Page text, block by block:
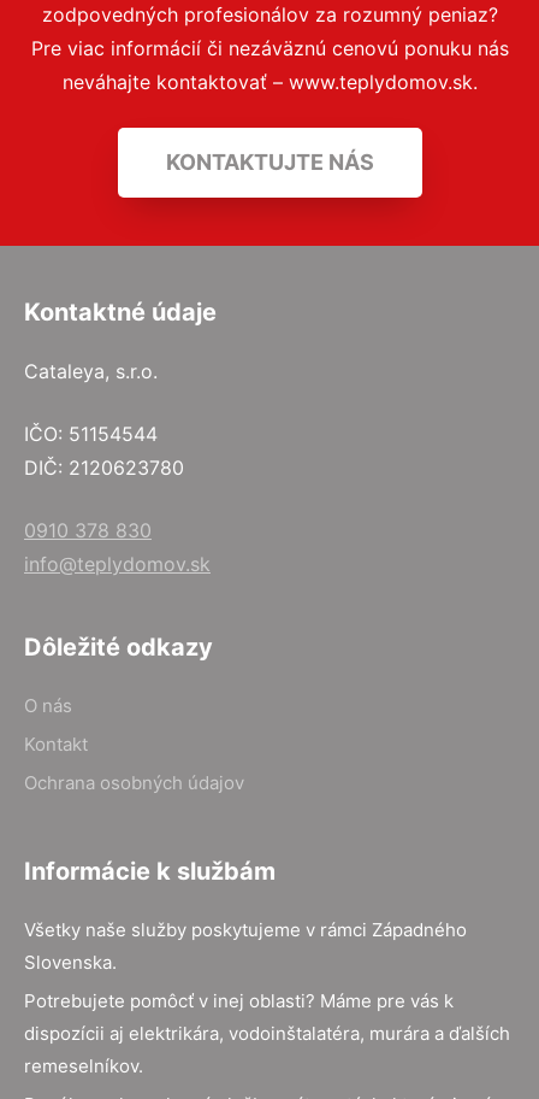
zodpovedných profesionálov za rozumný peniaz?
Pre viac informácií či nezáväznú cenovú ponuku nás
neváhajte kontaktovať – www.teplydomov.sk.
KONTAKTUJTE NÁS
Kontaktné údaje
Cataleya, s.r.o.
IČO: 51154544
DIČ: 2120623780
0910 378 830
info@teplydomov.sk
Dôležité odkazy
O nás
Kontakt
Ochrana osobných údajov
Informácie k službám
Všetky naše služby poskytujeme v rámci Západného
Slovenska.
Potrebujete pomôcť v inej oblasti? Máme pre vás k
dispozícii aj elektrikára, vodoinštalatéra, murára a ďalších
remeselníkov.